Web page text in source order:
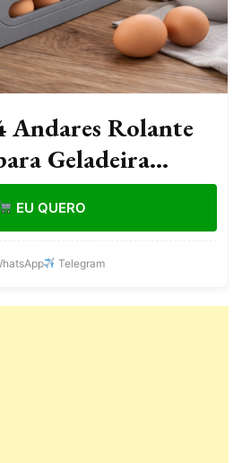
Andares Rolante
Geladeira
a 30 Ovos
EU QUERO
Telegram